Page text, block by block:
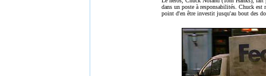
dans un poste à responsabilités. Chuck
point d'en être investit jusqu'au bout des